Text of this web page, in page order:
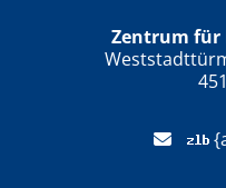
Zentrum